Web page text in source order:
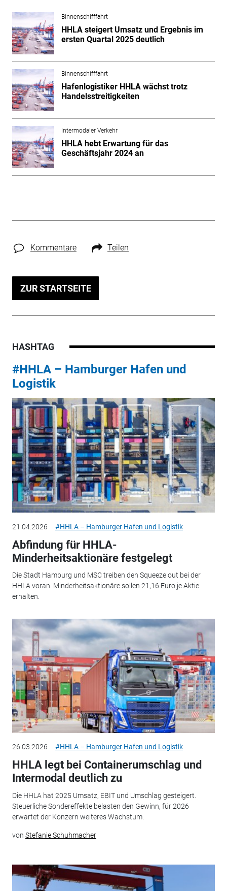
Binnenschifffahrt
HHLA steigert Umsatz und Ergebnis im
ersten Quartal 2025 deutlich
Binnenschifffahrt
Hafenlogistiker HHLA wächst trotz
Handelsstreitigkeiten
Intermodaler Verkehr
HHLA hebt Erwartung für das
Geschäftsjahr 2024 an
Kommentare Teilen
ZUR STARTSEITE
HASHTAG
#HHLA – Hamburger Hafen und
Logistik
21.04.2026 #HHLA – Hamburger Hafen und Logistik
Abfindung für HHLA-
Minderheitsaktionäre festgelegt
Die Stadt Hamburg und MSC treiben den Squeeze out bei der
HHLA voran. Minderheitsaktionäre sollen 21,16 Euro je Aktie
erhalten.
26.03.2026 #HHLA – Hamburger Hafen und Logistik
HHLA legt bei Containerumschlag und
Intermodal deutlich zu
Die HHLA hat 2025 Umsatz, EBIT und Umschlag gesteigert.
Steuerliche Sondereffekte belasten den Gewinn, für 2026
erwartet der Konzern weiteres Wachstum.
von Stefanie Schuhmacher